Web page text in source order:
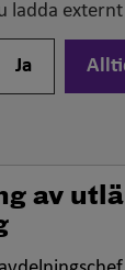
ladda
Ja
av